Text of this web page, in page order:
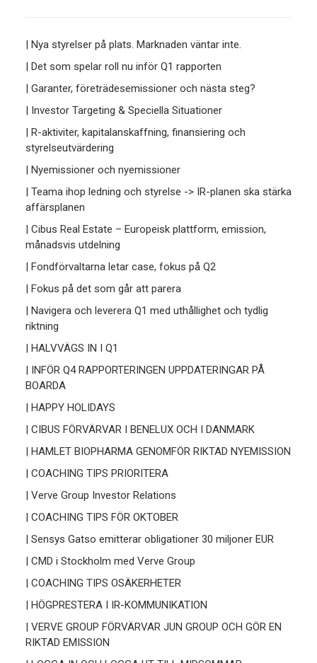
| Nya styrelser på plats. Marknaden väntar inte.
| Det som spelar roll nu inför Q1 rapporten
| Garanter, företrädesemissioner och nästa steg?
| Investor Targeting & Speciella Situationer
| R-aktiviter, kapitalanskaffning, finansiering och
styrelseutvärdering
| Nyemissioner och nyemissioner
| Teama ihop ledning och styrelse -> IR-planen ska stärka
affärsplanen
| Cibus Real Estate – Europeisk plattform, emission,
månadsvis utdelning
| Fondförvaltarna letar case, fokus på Q2
| Fokus på det som går att parera
| Navigera och leverera Q1 med uthållighet och tydlig
riktning
| HALVVÄGS IN I Q1
| INFÖR Q4 RAPPORTERINGEN UPPDATERINGAR PÅ
BOARDA
| HAPPY HOLIDAYS
| CIBUS FÖRVÄRVAR I BENELUX OCH I DANMARK
| HAMLET BIOPHARMA GENOMFÖR RIKTAD NYEMISSION
| COACHING TIPS PRIORITERA
| Verve Group Investor Relations
| COACHING TIPS FÖR OKTOBER
| Sensys Gatso emitterar obligationer 30 miljoner EUR
| CMD i Stockholm med Verve Group
| COACHING TIPS OSÄKERHETER
| HÖGPRESTERA I IR-KOMMUNIKATION
| VERVE GROUP FÖRVÄRVAR JUN GROUP OCH GÖR EN
RIKTAD EMISSION